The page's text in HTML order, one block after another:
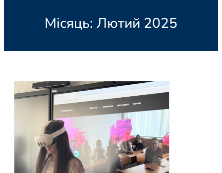
Місяць: Лютий 2025